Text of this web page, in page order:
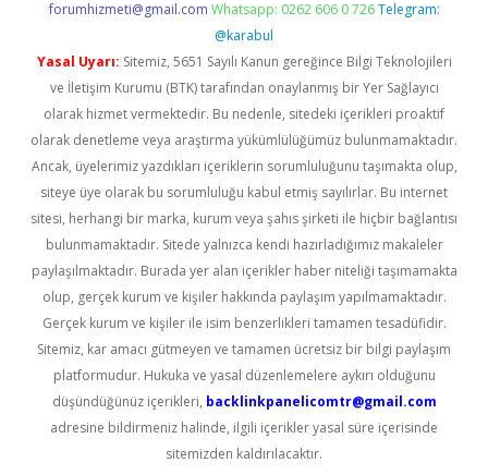
forumhizmeti@gmail.com Whatsapp: 0262 606 0 726 Telegram:
@karabul
Yasal Uyarı: Sitemiz, 5651 Sayılı Kanun gereğince Bilgi Teknolojileri
ve İletişim Kurumu (BTK) tarafından onaylanmış bir Yer Sağlayıcı
olarak hizmet vermektedir. Bu nedenle, sitedeki içerikleri proaktif
olarak denetleme veya araştırma yükümlülüğümüz bulunmamaktadır.
Ancak, üyelerimiz yazdıkları içeriklerin sorumluluğunu taşımakta olup,
siteye üye olarak bu sorumluluğu kabul etmiş sayılırlar. Bu internet
sitesi, herhangi bir marka, kurum veya şahıs şirketi ile hiçbir bağlantısı
bulunmamaktadır. Sitede yalnızca kendi hazırladığımız makaleler
paylaşılmaktadır. Burada yer alan içerikler haber niteliği taşımamakta
olup, gerçek kurum ve kişiler hakkında paylaşım yapılmamaktadır.
Gerçek kurum ve kişiler ile isim benzerlikleri tamamen tesadüfidir.
Sitemiz, kar amacı gütmeyen ve tamamen ücretsiz bir bilgi paylaşım
platformudur. Hukuka ve yasal düzenlemelere aykırı olduğunu
düşündüğünüz içerikleri, backlinkpanelicomtr@gmail.com
adresine bildirmeniz halinde, ilgili içerikler yasal süre içerisinde
sitemizden kaldırılacaktır.